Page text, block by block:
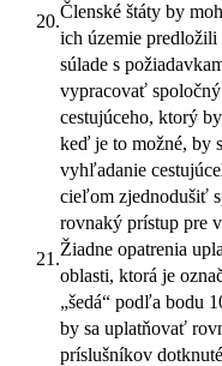
20.Členské štáty by
ich územie
súlade s
vypracovať
cestujúceho, ktorý
keď je to možné, by
vyhľadanie
cieľom zjednodušiť
rovnaký prístup pre
21.Žiadne opatrenia
oblasti, ktorá je
„šedá“ podľa bodu
by sa uplatňovať
príslušníkov